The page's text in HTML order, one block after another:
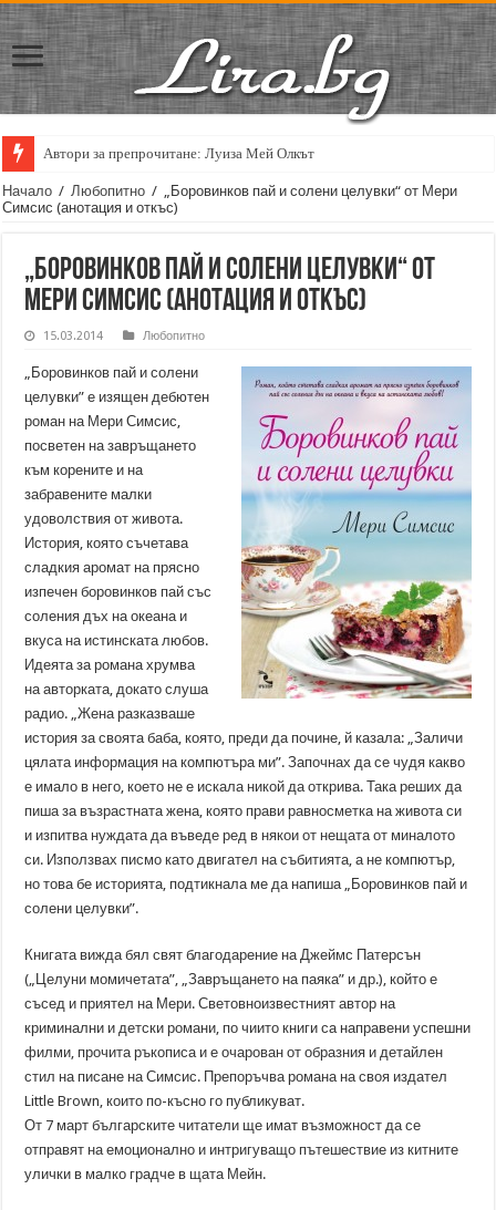
Автори за препрочитане: Луиза Мей Олкът
Кирил Кадийски: „Плачът на големия поет винаги е и сила, и
Начало / Любопитно / „Боровинков пай и солени целувки“ от Мери
Симсис (анотация и откъс)
„Боровинков пай и солени целувки“ от
Мери Симсис (анотация и откъс)
15.03.2014 Любопитно
„Боровинков пай и солени
целувки” е изящен дебютен
роман на Мери Симсис,
посветен на завръщането
към корените и на
забравените малки
удоволствия от живота.
История, която съчетава
сладкия аромат на прясно
изпечен боровинков пай със
соления дъх на океана и
вкуса на истинската любов.
Идеята за романа хрумва
на авторката, докато слуша
радио. „Жена разказваше
история за своята баба, която, преди да почине, й казала: „Заличи
цялата информация на компютъра ми”. Започнах да се чудя какво
е имало в него, което не е искала никой да открива. Така реших да
пиша за възрастната жена, която прави равносметка на живота си
и изпитва нуждата да въведе ред в някои от нещата от миналото
си. Използвах писмо като двигател на събитията, а не компютър,
но това бе историята, подтикнала ме да напиша „Боровинков пай и
солени целувки”.
Книгата вижда бял свят благодарение на Джеймс Патерсън
(„Целуни момичетата”, „Завръщането на паяка” и др.), който е
съсед и приятел на Мери. Световноизвестният автор на
криминални и детски романи, по чиито книги са направени успешни
филми, прочита ръкописа и е очарован от образния и детайлен
стил на писане на Симсис. Препоръчва романа на своя издател
Little Brown, които по-късно го публикуват.
От 7 март българските читатели ще имат възможност да се
отправят на емоционално и интригуващо пътешествие из китните
улички в малко градче в щата Мейн.